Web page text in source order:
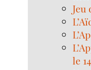
Jeu
le